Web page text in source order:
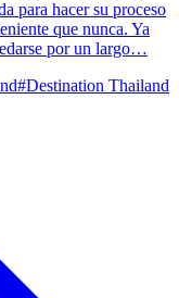
para hacer su proceso
que nunca. Ya
por un largo…
#Destination Thailand